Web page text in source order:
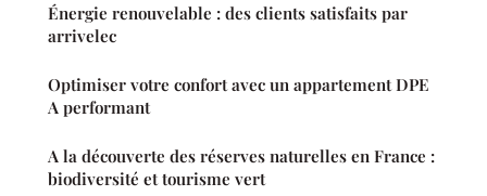
Énergie renouvelable : des clients satisfaits par
arrivelec
Optimiser votre confort avec un appartement DPE
A performant
A la découverte des réserves naturelles en France :
biodiversité et tourisme vert